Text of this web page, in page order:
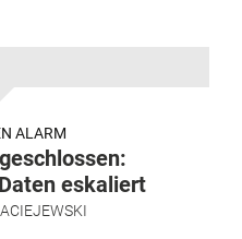
ALARM
eskaliert